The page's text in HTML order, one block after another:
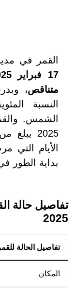
القمر في
17 فبراير 2025
متناقص
النسبة
الأيام
بداية الطور
2025
تفاصيل الحالة
المكان